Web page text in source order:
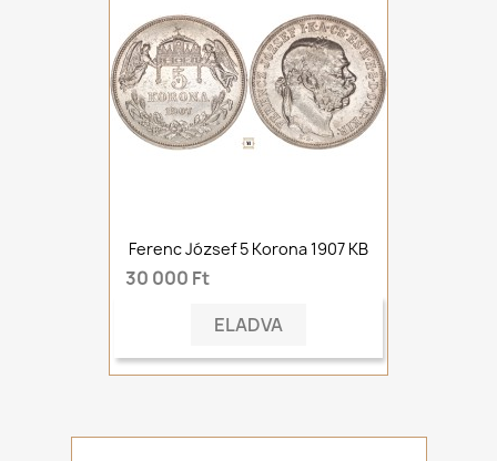
Ferenc József 5 Korona 1907 KB
30 000 Ft
ELADVA